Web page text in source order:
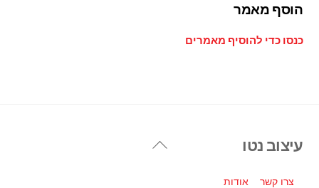
הוסף מאמר
כנסו כדי להוסיף מאמרים
Back
עיצוב נטו
צרו קשר אודות